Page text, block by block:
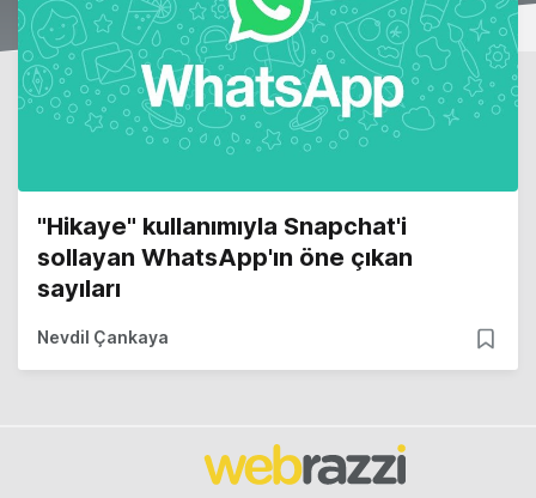
"Hikaye" kullanımıyla Snapchat'i
sollayan WhatsApp'ın öne çıkan
sayıları
Nevdil Çankaya